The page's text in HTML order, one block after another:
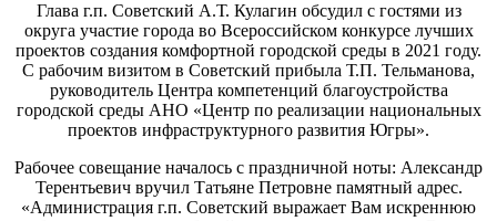
Глава г.п. Советский А.Т. Кулагин обсудил с гостями из
округа участие города во Всероссийском конкурсе лучших
проектов создания комфортной городской среды в 2021 году.
С рабочим визитом в Советский прибыла Т.П. Тельманова,
руководитель Центра компетенций благоустройства
городской среды АНО «Центр по реализации национальных
проектов инфраструктурного развития Югры».
Рабочее совещание началось с праздничной ноты: Александр
Терентьевич вручил Татьяне Петровне памятный адрес.
«Администрация г.п. Советский выражает Вам искреннюю